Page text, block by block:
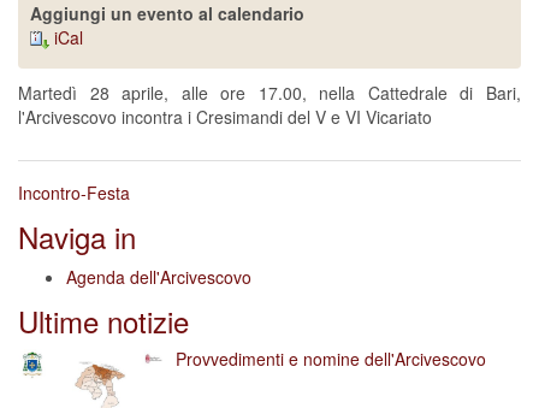
Aggiungi un evento al calendario
iCal
Martedì 28 aprile, alle ore 17.00, nella Cattedrale di Bari,
l'Arcivescovo incontra i Cresimandi del V e VI Vicariato
Incontro-Festa
Naviga in
Agenda dell'Arcivescovo
Ultime notizie
Provvedimenti e nomine dell'Arcivescovo